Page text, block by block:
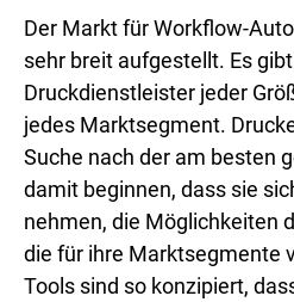
Der Markt für Workflow-
sehr breit aufgestellt. Es
Druckdienstleister jeder
jedes Marktsegment.
Suche nach der am besten
damit beginnen, dass sie
nehmen, die Möglichkeiten
die für ihre Marktsegmente
Tools sind so konzipiert,